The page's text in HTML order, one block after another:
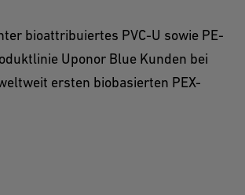
bioattribuiertes PVC-U sowie PE-
Uponor Blue Kunden bei
ersten biobasierten PEX-